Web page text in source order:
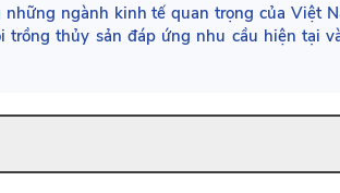
ngành kinh tế quan trọng của Việt
thủy sản đáp ứng nhu cầu hiện tại